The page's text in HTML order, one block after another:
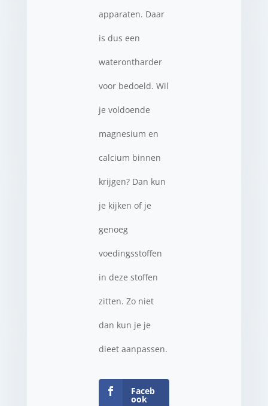
apparaten. Daar
is dus een
waterontharder
voor bedoeld. Wil
je voldoende
magnesium en
calcium binnen
krijgen? Dan kun
je kijken of je
genoeg
voedingsstoffen
in deze stoffen
zitten. Zo niet
dan kun je je
dieet aanpassen.
Faceb
ook